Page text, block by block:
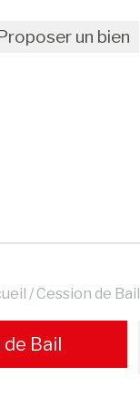
un bien
/ Cession de Bail
Bail